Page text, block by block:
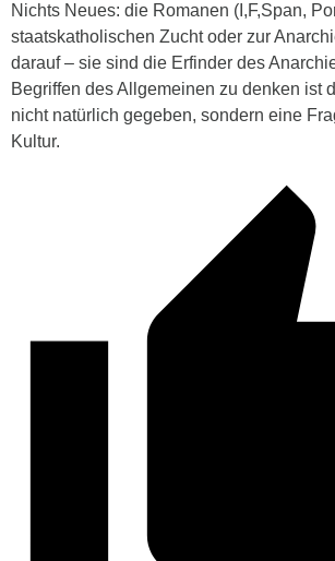
Nichts Neues: die Romanen (I,F,Span,
staatskatholischen Zucht oder zur
darauf – sie sind die Erfinder des
Begriffen des Allgemeinen zu denken ist
nicht natürlich gegeben, sondern eine
Kultur.